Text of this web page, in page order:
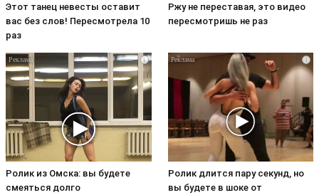
Этот танец невесты оставит
вас без слов! Пересмотрела 10
раз
Ржу не переставая, это видео
пересмотришь не раз
i
Ролик из Омска: вы будете
смеяться долго
i
Ролик длится пару секунд, но
вы будете в шоке от